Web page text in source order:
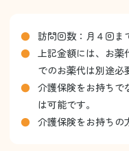
訪問回数：月４回ま
上記金額には、お薬
でのお薬代は別途必
介護保険をお持ちで
は可能です。
介護保険をお持ちの